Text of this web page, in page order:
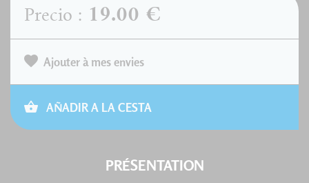
Precio : 19.00 €
Ajouter à mes envies
AÑADIR A LA CESTA
PRÉSENTATION